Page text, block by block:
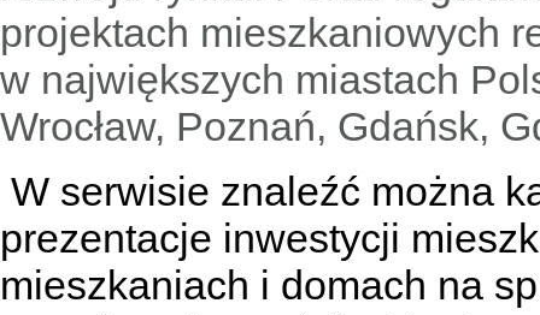
projektach mieszkaniowych
w największych miastach
Wrocław, Poznań, Gdańsk,
W serwisie znaleźć można
prezentacje inwestycji
mieszkaniach i domach na